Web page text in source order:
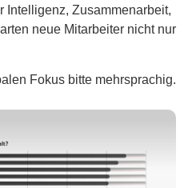
Intelligenz, Zusammenarbeit,
neue Mitarbeiter nicht nur
Fokus bitte mehrsprachig.